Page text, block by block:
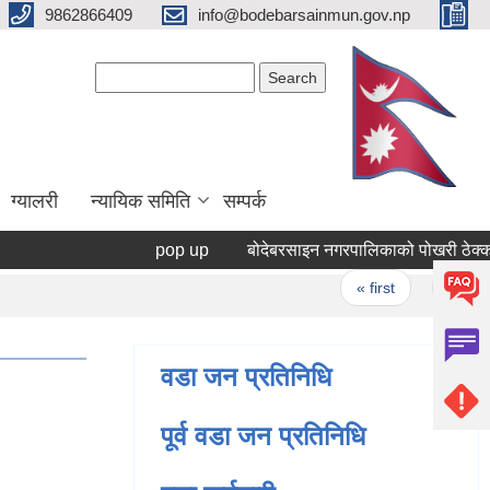
9862866409 info@bodebarsainmun.gov.np
ग्यालरी न्यायिक समिति सम्पर्क
pop up बोदेबरसाइन नगरपालिकाको पोखरी ठेक्का
« first ‹ previous
वडा जन प्रतिनिधि
पूर्व वडा जन प्रतिनिधि